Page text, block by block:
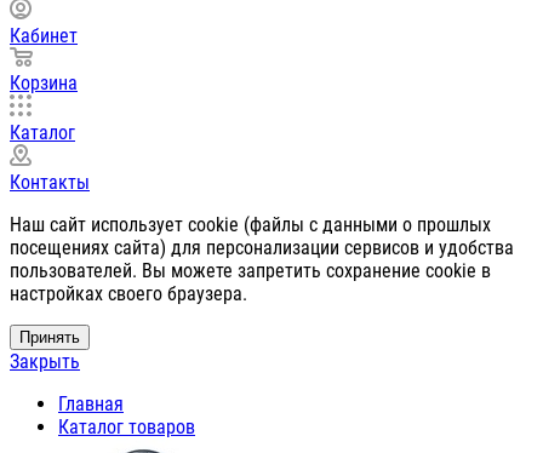
Кабинет
Корзина
Каталог
Контакты
Наш сайт использует cookie (файлы с данными о прошлых
посещениях сайта) для персонализации сервисов и удобства
пользователей. Вы можете запретить сохранение cookie в
настройках своего браузера.
Принять
Закрыть
Главная
Каталог товаров